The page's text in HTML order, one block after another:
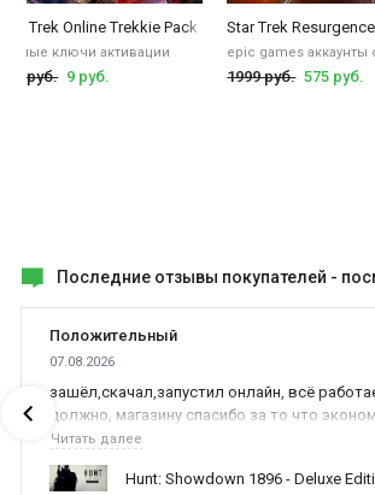
Trek Online Trekkie Pack
ключи активации
руб. 9 руб.
Star Trek Resurgence
epic games аккаунты
1999 руб. 575 руб.
Последние отзывы покупателей -
Положительный
07.08.2026
зашёл,скачал,запустил онлайн, всё
должно, магазину спасибо за то что
время,нервы и деньги, ребята вы красава
поддержку населению и походу из всех
оказываете помощь
Читать далее
Hunt: Showdown 1896 - Deluxe